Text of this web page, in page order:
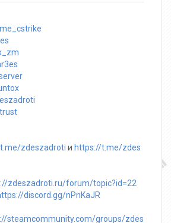
zdeszadroti и https://t.me/zdes
zdeszadroti.ru/forum/topic?id=22
discord.gg/nPnKaJR
steamcommunity.com/groups/zdes